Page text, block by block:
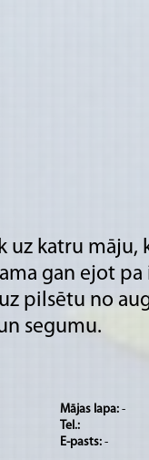
katru māju,
gan ejot
pilsētu no
segumu.
Mājas lapa: -
Tel.:
E-pasts: -